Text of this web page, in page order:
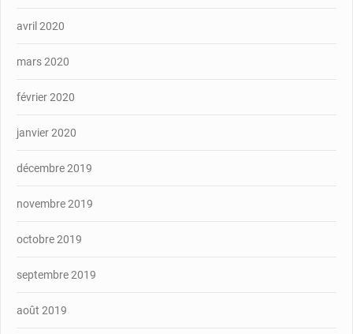
avril 2020
mars 2020
février 2020
janvier 2020
décembre 2019
novembre 2019
octobre 2019
septembre 2019
août 2019